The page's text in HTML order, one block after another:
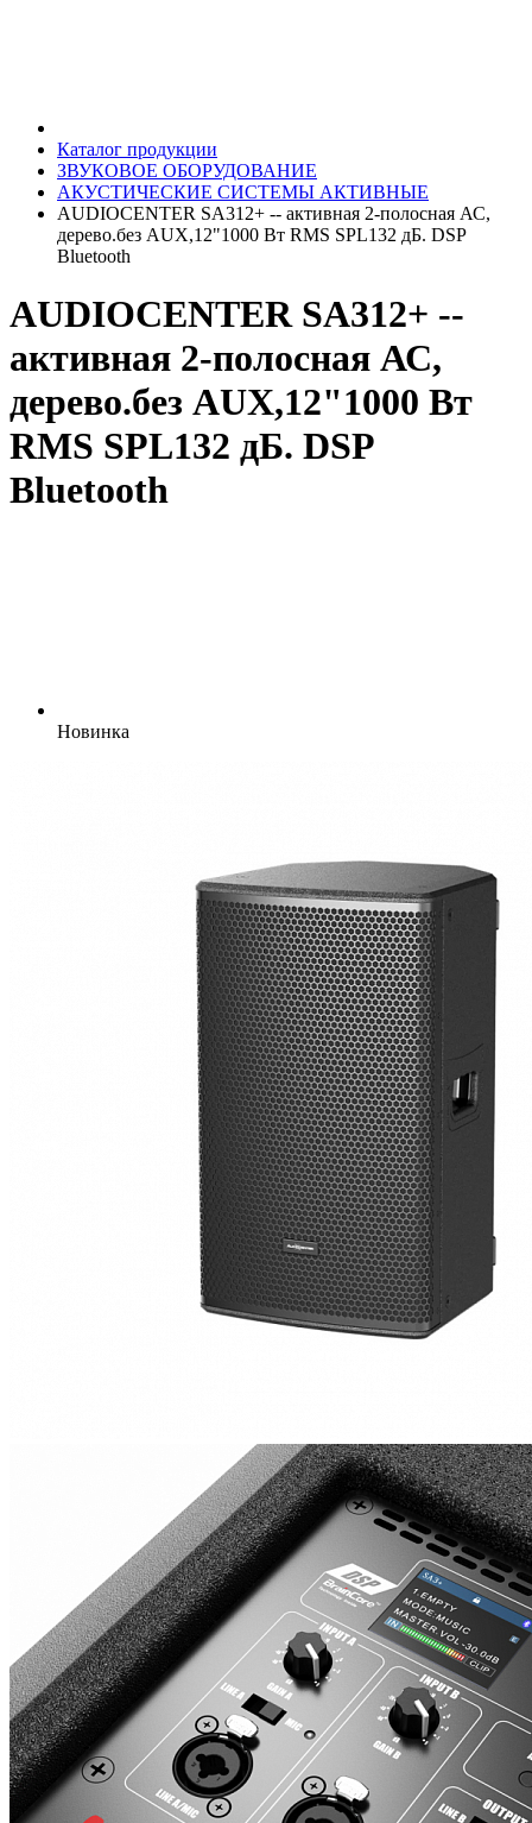
Каталог продукции
ЗВУКОВОЕ ОБОРУДОВАНИЕ
АКУСТИЧЕСКИЕ СИСТЕМЫ АКТИВНЫЕ
AUDIOCENTER SA312+ -- активная 2-полосная АС,
дерево.без AUX,12"1000 Вт RMS SPL132 дБ. DSP
Bluetooth
AUDIOCENTER SA312+ --
активная 2-полосная АС,
дерево.без AUX,12"1000 Вт
RMS SPL132 дБ. DSP
Bluetooth
Новинка